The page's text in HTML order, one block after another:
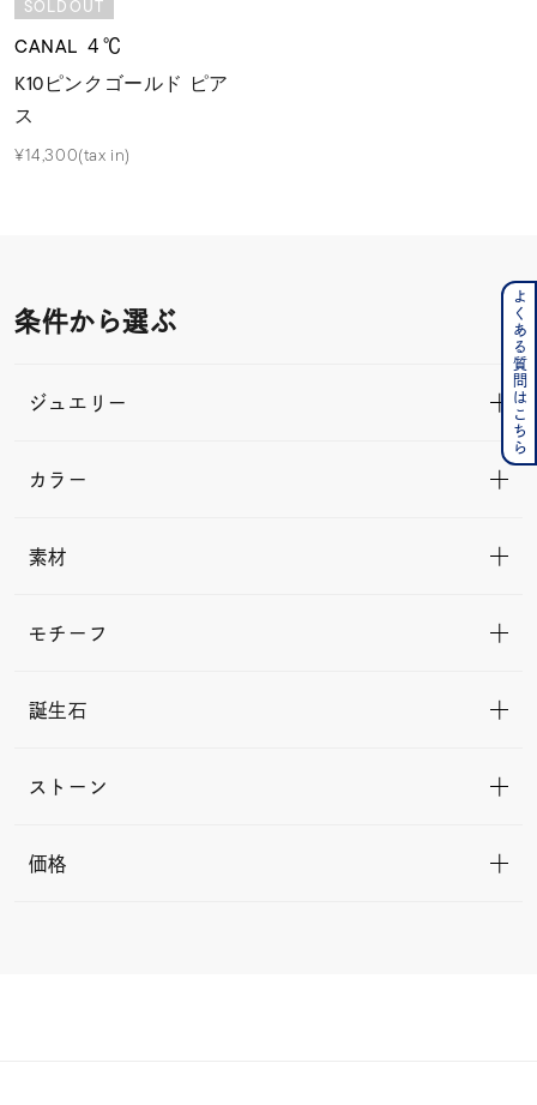
SOLDOUT
CANAL ４℃
K10ピンクゴールド ピア
ス
¥14,300(tax in)
条件から選ぶ
ジュエリー
カラー
素材
モチーフ
誕生石
ストーン
価格
よくある質問はこちら